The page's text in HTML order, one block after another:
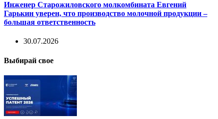
Инженер Старожиловского молкомбината Евгений
Гарькин уверен, что производство молочной продукции –
большая ответственность
30.07.2026
Выбирай свое